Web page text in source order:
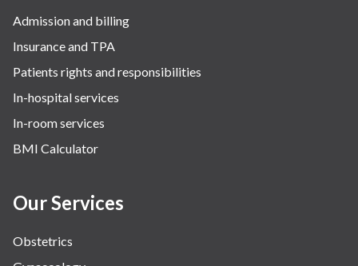
Admission and billing
Insurance and TPA
Patients rights and responsibilities
In-hospital services
In-room services
BMI Calculator
Our Services
Obstetrics